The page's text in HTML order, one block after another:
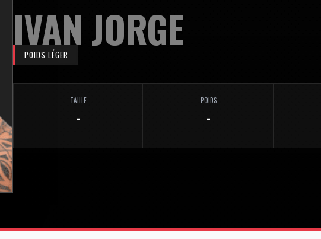
IVAN JORGE
POIDS LÉGER
TAILLE
-
POIDS
-